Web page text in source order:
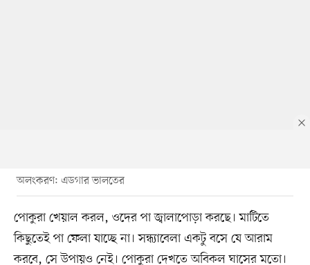
অলংকরণ: এডগার ভালতের
পোকুরা খেয়াল করল, ওদের পা জ্বালাপোড়া করছে। মাটিতে
কিছুতেই পা ফেলা যাচ্ছে না। সন্ধ্যাবেলা একটু বসে যে আরাম
করবে, সে উপায়ও নেই। পোকুরা দেখতে অবিকল ঘাসের মতো।